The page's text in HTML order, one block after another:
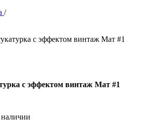
/
с эффектом винтаж Мат #1
с эффектом винтаж Мат #1